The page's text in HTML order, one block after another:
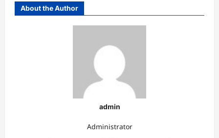
About the Author
admin
Administrator